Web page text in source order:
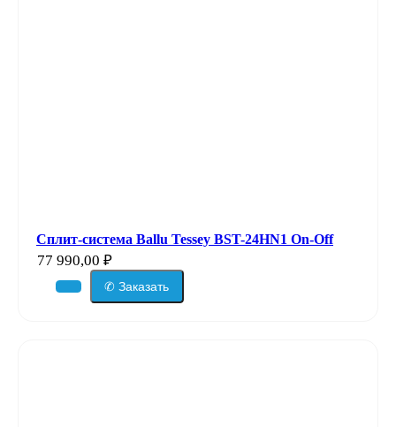
Сплит-система Ballu Tessey BST-24HN1 On-Off
77 990,00 ₽
✆ Заказать